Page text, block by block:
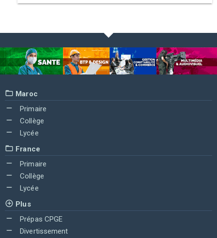
Maroc
Primaire
Collège
Lycée
France
Primaire
Collège
Lycée
Plus
Prépas CPGE
Divertissement